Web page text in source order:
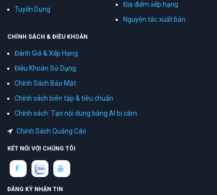
Tuyển Dụng
Địa điểm xếp hạng
Nguyên tắc xuất bản
CHÍNH SÁCH & ĐIỀU KHOẢN
Đánh Giá & Xếp Hạng
Điều Khoản Sử Dụng
Chính Sách Bảo Mật
Chính sách biên tập & tiêu chuẩn
Chính sách: Tạo nội dung bằng AI bị cấm
Chính Sách Quảng Cáo
KẾT NỐI VỚI CHÚNG TÔI
ĐĂNG KÝ NHẬN TIN